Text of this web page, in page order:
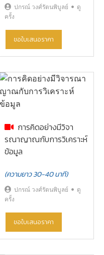
ปกรณ์ วงศ์รัตนพิบูลย์ ดู
ครั้ง
ขอใบเสนอราคา
การคิดอย่างมีวิจา
รณาญาณกับการวิเคราะห์
ข้อมูล
(ความยาว 30-40 นาที)
ปกรณ์ วงศ์รัตนพิบูลย์ ดู
ครั้ง
ขอใบเสนอราคา